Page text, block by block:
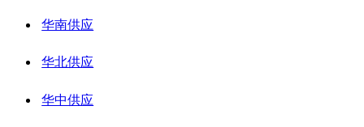
华南供应
华北供应
华中供应